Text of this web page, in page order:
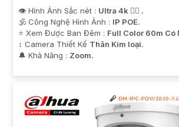
👁 Hình Ảnh Sắc nét : Ultra 4k 👍🏾 .
🕉️ Công Nghệ Hình Ảnh : IP POE.
⭐ Xem Được Ban Đêm : Full Color 60m Có
↕️ Camera Thiết Kế Thân Kim loại.
️🔔 Khả Năng : Zoom.